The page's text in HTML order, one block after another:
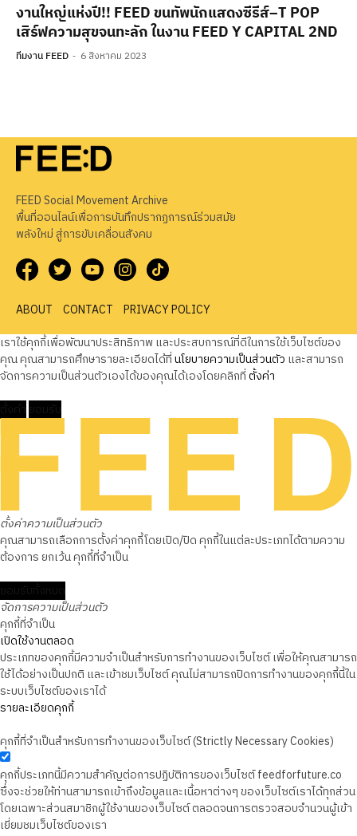
งานใหญ่แห่งปี!! FEED ขนทัพนักแสดงซีรีส์–T POP
เสิร์ฟความสุขจนทะลัก ในงาน FEED Y CAPITAL 2ND
ทีมงาน FEED 6 สิงหาคม 2023
FEED Social Movement Archive
พื้นที่ออนไลน์เพื่อการบันทึกปรากฏการณ์ร่วมสมัย
พลังใหม่ สู่การขับเคลื่อนสังคม
ABOUT CONTACT
PRIVACY POLICY
เราใช้คุกกี้เพื่อพัฒนาประสิทธิภาพ และประสบการณ์ที่ดีในการใช้เว็บไซต์ของ
คุณ คุณสามารถศึกษารายละเอียดได้ที่นโยบายความเป็นส่วนตัว และสามารถ
จัดการความเป็นส่วนตัวเองได้ของคุณได้เองโดยคลิกที่ตั้งค่า
ตั้งค่าความเป็นส่วนตัว
คุณสามารถเลือกการตั้งค่าคุกกี้โดยเปิด/ปิด คุกกี้ในแต่ละประเภทได้ตามความ
ต้องการ ยกเว้น คุกกี้ที่จำเป็น
จัดการความเป็นส่วนตัว
คุกกี้ที่จำเป็น
เปิดใช้งานตลอด
ประเภทของคุกกี้มีความจำเป็นสำหรับการทำงานของเว็บไซต์ เพื่อให้คุณสามารถ
ใช้ได้อย่างเป็นปกติ และเข้าชมเว็บไซต์ คุณไม่สามารถปิดการทำงานของคุกกี้นี้ใน
ระบบเว็บไซต์ของเราได้
รายละเอียดคุกกี้
คุกกี้ที่จำเป็นสำหรับการทำงานของเว็บไซต์ (Strictly Necessary Cookies)
คุกกี้ประเภทนี้มีความสำคัญต่อการปฏิบัติการของเว็บไซต์ feedforfuture.co
ซึ่งจะช่วยให้ท่านสามารถเข้าถึงข้อมูลและเนื้อหาต่างๆ ของเว็บไซต์เราได้ทุกส่วน
โดยเฉพาะส่วนสมาชิกผู้ใช้งานของเว็บไซต์ ตลอดจนการตรวจสอบจำนวนผู้เข้า
เยี่ยมชมเว็บไซต์ของเรา